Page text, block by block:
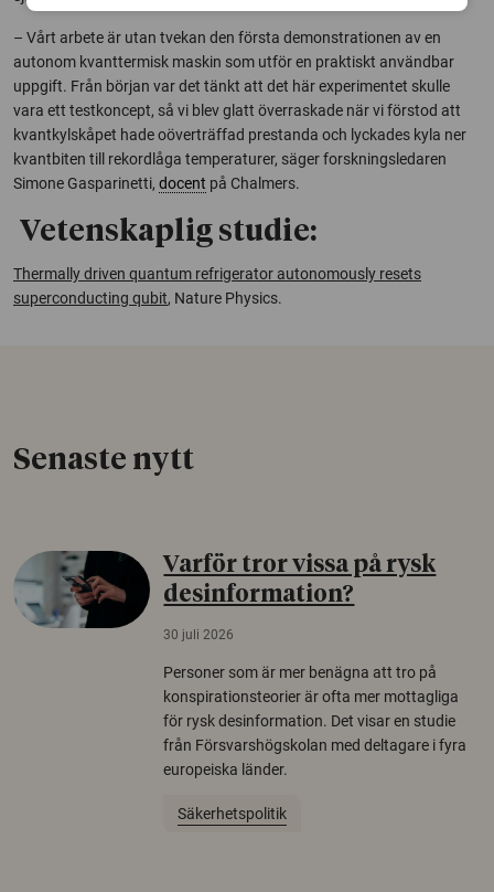
– Vårt arbete är utan tvekan den första demonstrationen av en
autonom kvanttermisk maskin som utför en praktiskt användbar
uppgift. Från början var det tänkt att det här experimentet skulle
vara ett testkoncept, så vi blev glatt överraskade när vi förstod att
kvantkylskåpet hade oöverträffad prestanda och lyckades kyla ner
kvantbiten till rekordlåga temperaturer, säger forskningsledaren
Simone Gasparinetti, docent på Chalmers.
Vetenskaplig studie:
Thermally driven quantum refrigerator autonomously resets
superconducting qubit, Nature Physics.
Senaste nytt
Varför tror vissa på rysk
desinformation?
30 juli 2026
Personer som är mer benägna att tro på
konspirationsteorier är ofta mer mottagliga
för rysk desinformation. Det visar en studie
från Försvarshögskolan med deltagare i fyra
europeiska länder.
Säkerhetspolitik